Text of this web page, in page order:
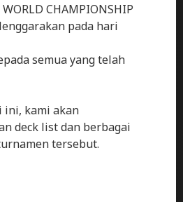
WORLD CHAMPIONSHIP
pada hari
semua yang telah
ini, kami akan
deck list dan berbagai
tersebut.